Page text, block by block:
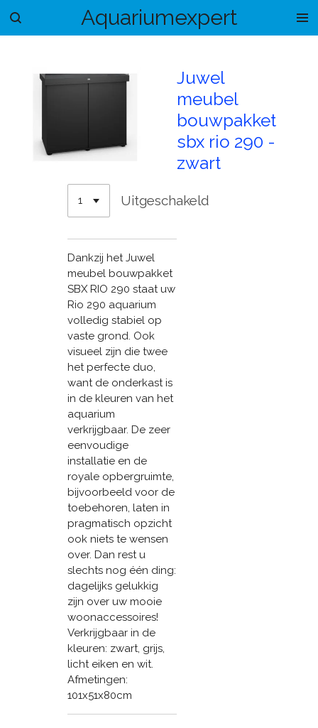
Ga
hoofdinhoud
Aquariumexpert
Juwel
meubel
bouwpakket
sbx rio 290 -
zwart
Uitgeschakeld
Dankzij het Juwel
meubel bouwpakket
SBX RIO 290 staat uw
Rio 290 aquarium
volledig stabiel op
vaste grond. Ook
visueel zijn die twee
het perfecte duo,
want de onderkast is
in de kleuren van het
aquarium
verkrijgbaar. De zeer
eenvoudige
installatie en de
royale opbergruimte,
bijvoorbeeld voor de
toebehoren, laten in
pragmatisch opzicht
ook niets te wensen
over. Dan rest u
slechts nog één ding:
dagelijks gelukkig
zijn over uw mooie
woonaccessoires!
Verkrijgbaar in de
kleuren: zwart, grijs,
licht eiken en wit.
Afmetingen:
101x51x80cm